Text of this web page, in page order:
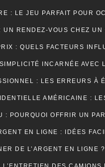
DE L’ARGENT EN LIGNE ?